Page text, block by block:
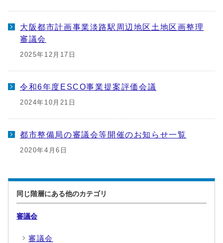
大阪都市計画事業淡路駅周辺地区土地区画整理
審議会
2025年12月17日
令和6年度ESCO事業提案評価会議
2024年10月21日
都市整備局の審議会等開催のお知らせ一覧
2020年4月6日
同じ階層にある他のカテゴリ
審議会
審議会